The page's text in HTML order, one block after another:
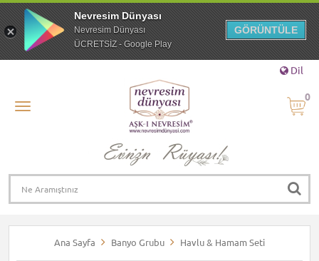
Dil
0
Ana Sayfa Banyo Grubu Havlu & Hamam Seti
Nevresim Dünyası
Nevresim Dünyası
ÜCRETSİZ - Google Play
GÖRÜNTÜLE